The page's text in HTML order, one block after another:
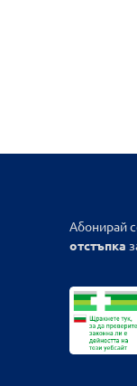
Абонирай
отстъпка